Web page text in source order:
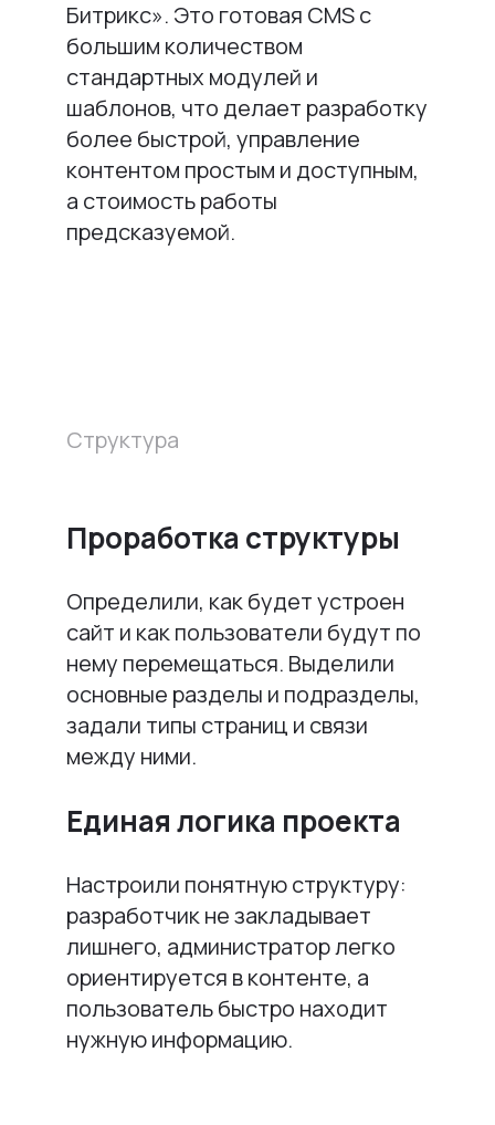
Битрикс». Это готовая CMS с
большим количеством
стандартных модулей и
шаблонов, что делает разработку
более быстрой, управление
контентом простым и доступным,
а стоимость работы
предсказуемой.
Структура
Проработка структуры
Определили, как будет устроен
сайт и как пользователи будут по
нему перемещаться. Выделили
основные разделы и подразделы,
задали типы страниц и связи
между ними.
Единая логика проекта
Настроили понятную структуру:
разработчик не закладывает
лишнего, администратор легко
ориентируется в контенте, а
пользователь быстро находит
нужную информацию.